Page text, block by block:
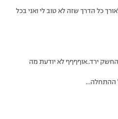
כל הדרך שזה לא טוב לי ואני בכל
ירד..אוףףףף לא יודעת מה
ההתחלה…